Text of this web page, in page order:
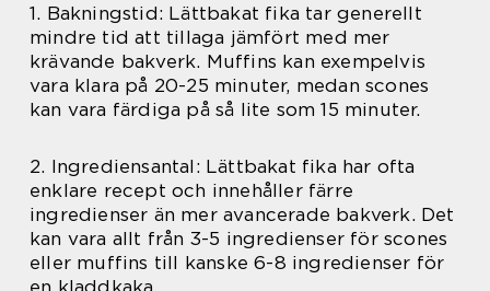
1. Bakningstid: Lättbakat fika tar generellt
mindre tid att tillaga jämfört med mer
krävande bakverk. Muffins kan exempelvis
vara klara på 20-25 minuter, medan scones
kan vara färdiga på så lite som 15 minuter.
2. Ingrediensantal: Lättbakat fika har ofta
enklare recept och innehåller färre
ingredienser än mer avancerade bakverk. Det
kan vara allt från 3-5 ingredienser för scones
eller muffins till kanske 6-8 ingredienser för
en kladdkaka.